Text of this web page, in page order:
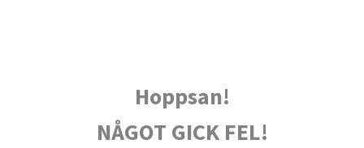
Hoppsan!
NÅGOT GICK FEL!